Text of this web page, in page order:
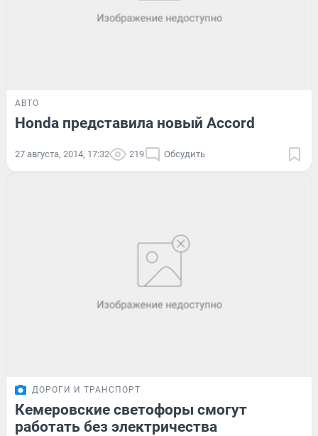
АВТО
Honda представила новый Accord
27 августа, 2014, 17:32 219 Обсудить
ДОРОГИ И ТРАНСПОРТ
Кемеровские светофоры смогут
работать без электричества